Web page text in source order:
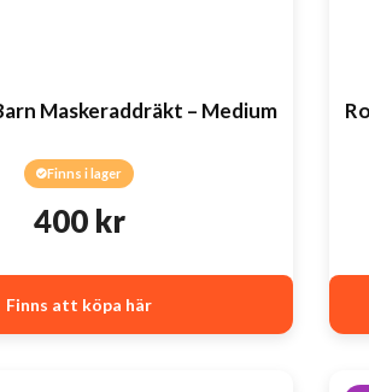
Maskeraddräkt – Medium
Finns i lager
400 kr
Finns att köpa här